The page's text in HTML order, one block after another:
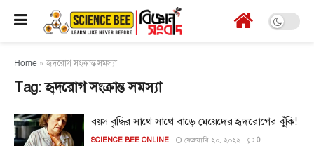
Home »হৃদরোগ সংক্রান্ত সমস্যা
Tag:হৃদরোগ সংক্রান্ত সমস্যা
বয়স বৃদ্ধির সাথে সাথে বাড়ে মেয়েদের হৃদরোগের ঝুঁকি!
SCIENCE BEE ONLINE ফেব্রুয়ারি ২০, ২০২২ 0